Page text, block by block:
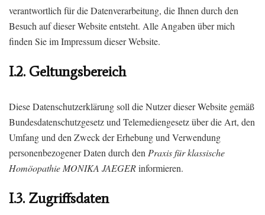
verantwortlich für die Datenverarbeitung, die Ihnen durch den
Besuch auf dieser Website entsteht. Alle Angaben über mich
finden Sie im Impressum dieser Website.
I.2. Geltungsbereich
Diese Datenschutzerklärung soll die Nutzer dieser Website gemäß
Bundesdatenschutzgesetz und Telemediengesetz über die Art, den
Umfang und den Zweck der Erhebung und Verwendung
personenbezogener Daten durch den Praxis für klassische
Homöopathie MONIKA JAEGERinformieren.
I.3. Zugriffsdaten